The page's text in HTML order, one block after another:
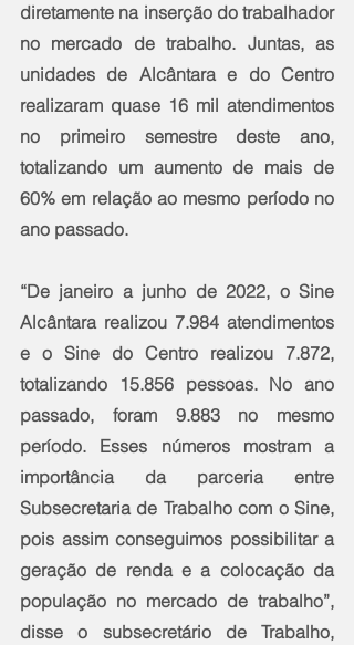
diretamente na inserção do trabalhador
no mercado de trabalho. Juntas, as
unidades de Alcântara e do Centro
realizaram quase 16 mil atendimentos
no primeiro semestre deste ano,
totalizando um aumento de mais de
60% em relação ao mesmo período no
ano passado.
“De janeiro a junho de 2022, o Sine
Alcântara realizou 7.984 atendimentos
e o Sine do Centro realizou 7.872,
totalizando 15.856 pessoas. No ano
passado, foram 9.883 no mesmo
período. Esses números mostram a
importância da parceria entre
Subsecretaria de Trabalho com o Sine,
pois assim conseguimos possibilitar a
geração de renda e a colocação da
população no mercado de trabalho”,
disse o subsecretário de Trabalho,